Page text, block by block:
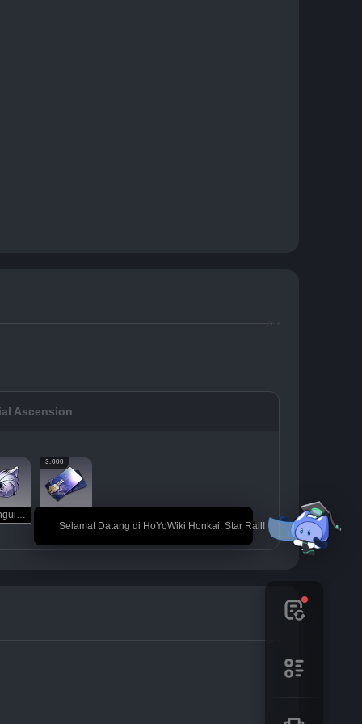
🎉 Selamat Datang di HoYoWiki Honkai: Star Rail!
Ascension
Extinguished Core
3.000